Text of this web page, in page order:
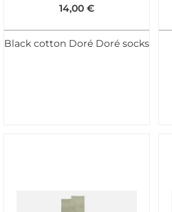
14,00 €
Black cotton Doré Doré socks